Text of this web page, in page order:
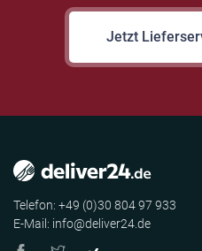
Jetzt
Telefon: +49 (0)30 804 97 933
E-Mail: info@deliver24.de